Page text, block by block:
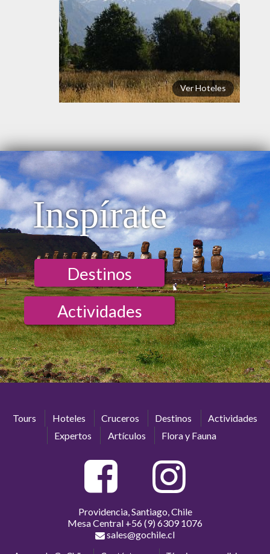
Ver Hoteles
Inspírate
Destinos
Actividades
Tours Hoteles Cruceros Destinos
Actividades
Expertos
Artículos Flora y Fauna
Providencia, Santiago, Chile
Mesa Central +56 (9) 6309 1076
sales@gochile.cl